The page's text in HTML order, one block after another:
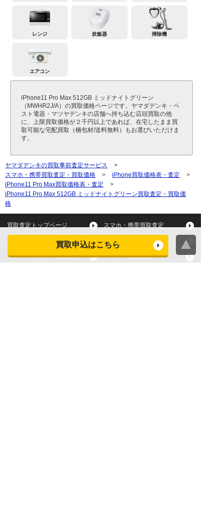
買取申込はこちら
レンジ 炊飯器 掃除機
エアコン
iPhone11 Pro Max 512GB ミッドナイトグリーン
（MWHR2J/A）の買取価格ページです。ヤマダデンキ・ベ
スト電器・マツヤデンキの店舗へ持ち込む店頭買取の他
に、上限買取価格が２千円以上であれば、在宅したまま買
取可能な宅配買取（梱包材/送料無料）もお選びいただけま
す。
ヤマダデンキの買取事前査定サービス
>
スマホ・携帯買取査定・買取価格
> iPhone買取価格表・査定
>
iPhone11 Pro Max買取価格表・査定
>
iPhone11 Pro Max 512GB ミッドナイトグリーン買取査定・買取価
格
買取査定トップページ スマホ・携帯買取査定
タブレット買取査定 パソコン買取査定
スマートウォッチ買取査定 デジカメ買取査定